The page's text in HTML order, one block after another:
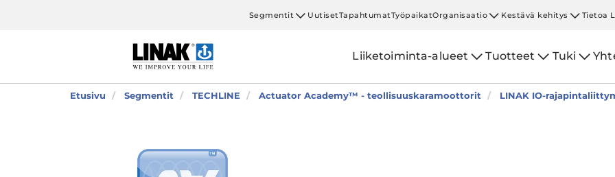
Segmentit UutisetTapahtumatTyöpaikatOrganisaatio Kestävä kehitys Tietoa
Liiketoiminta-alueet Tuotteet Tuki
Etusivu Segmentit TECHLINE Actuator Academy™ - teollisuuskaramoottorit LINAK IO-